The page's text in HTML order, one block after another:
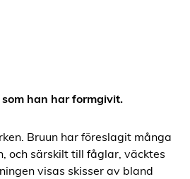
han har formgivit.
Bruun har föreslagit många
och särskilt till fåglar, väcktes
visas skisser av bland